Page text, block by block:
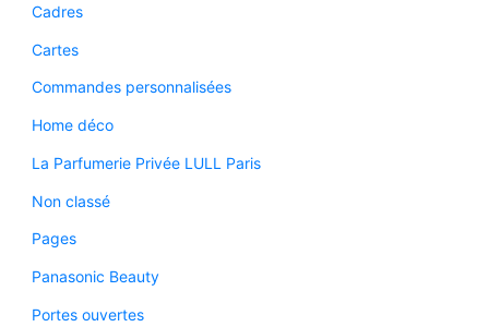
Cadres
Cartes
Commandes personnalisées
Home déco
La Parfumerie Privée LULL Paris
Non classé
Pages
Panasonic Beauty
Portes ouvertes